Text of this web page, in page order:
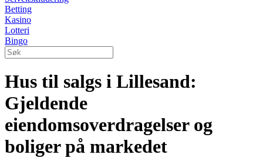
Betting
Kasino
Lotteri
Bingo
Hus til salgs i Lillesand:
Gjeldende
eiendomsoverdragelser og
boliger på markedet